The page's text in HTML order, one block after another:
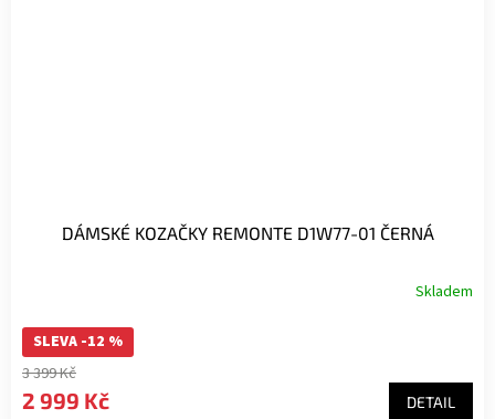
DÁMSKÉ KOZAČKY REMONTE D1W77-01 ČERNÁ
Skladem
SLEVA -12 %
3 399 Kč
2 999 Kč DETAIL